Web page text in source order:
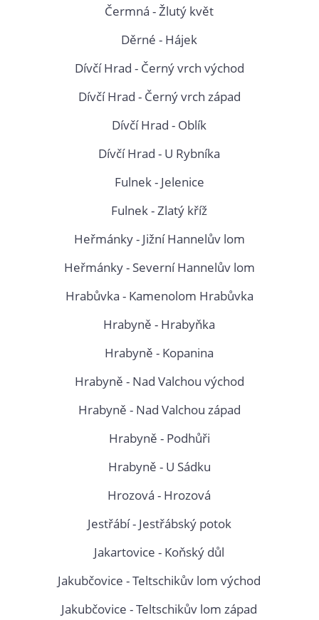
Čermná - Žlutý květ
Děrné - Hájek
Dívčí Hrad - Černý vrch východ
Dívčí Hrad - Černý vrch západ
Dívčí Hrad - Oblík
Dívčí Hrad - U Rybníka
Fulnek - Jelenice
Fulnek - Zlatý kříž
Heřmánky - Jižní Hannelův lom
Heřmánky - Severní Hannelův lom
Hrabůvka - Kamenolom Hrabůvka
Hrabyně - Hrabyňka
Hrabyně - Kopanina
Hrabyně - Nad Valchou východ
Hrabyně - Nad Valchou západ
Hrabyně - Podhůři
Hrabyně - U Sádku
Hrozová - Hrozová
Jestřábí - Jestřábský potok
Jakartovice - Koňský důl
Jakubčovice - Teltschikův lom východ
Jakubčovice - Teltschikův lom západ